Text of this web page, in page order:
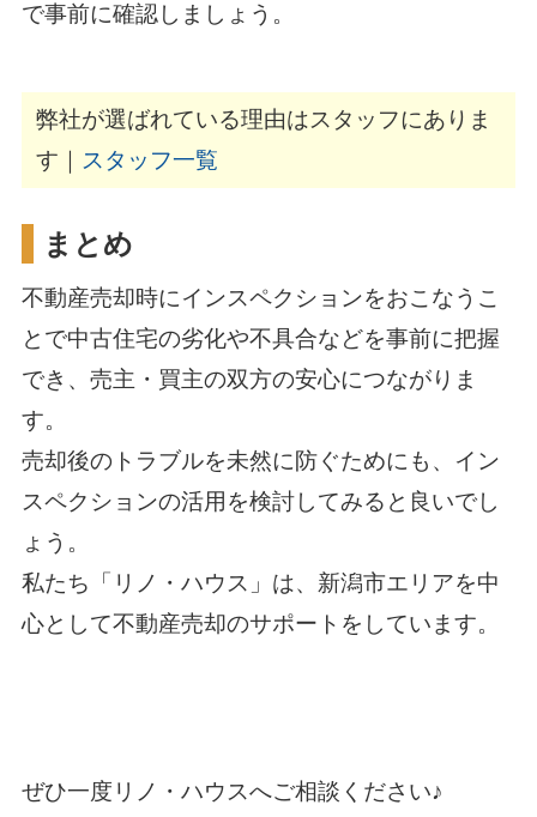
で事前に確認しましょう。
弊社が選ばれている理由はスタッフにありま
す｜
スタッフ一覧
まとめ
不動産売却時にインスペクションをおこなうこ
とで中古住宅の劣化や不具合などを事前に把握
でき、売主・買主の双方の安心につながりま
す。
売却後のトラブルを未然に防ぐためにも、イン
スペクションの活用を検討してみると良いでし
ょう。
私たち「リノ・ハウス」は、新潟市エリアを中
心として不動産売却のサポートをしています。
ぜひ一度 リノ・ハウスへご相談ください♪